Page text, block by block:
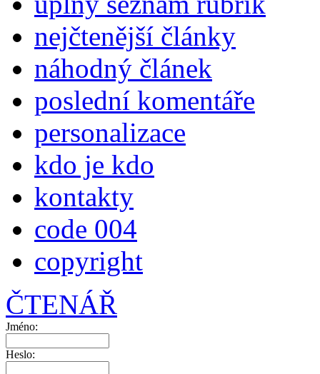
nejčtenější články
náhodný článek
poslední komentáře
personalizace
kdo je kdo
kontakty
code 004
copyright
ČTENÁŘ
Jméno:
Heslo: